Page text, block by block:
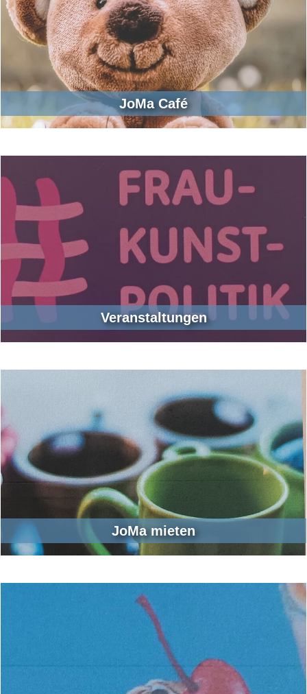
JoMa Café
Veranstaltungen
JoMa mieten